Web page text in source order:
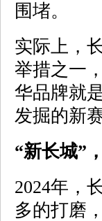
围堵。
实际上，
举措之一
华品牌就
发掘的新赛
“新长城”
2024年，
多的打磨